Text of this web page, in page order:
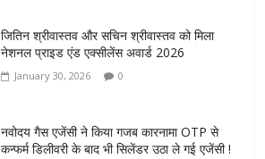
जितिन श्रीवास्तव और सचिन श्रीवास्तव को मिला
नेशनल प्राइड एंड एक्सीलेंस अवार्ड 2026
January 30, 2026 0
नवोदय गैस एजेंसी ने किया गजब कारनामा OTP से
कन्फर्म डिलीवरी के बाद भी सिलेंडर उठा ले गई एजेंसी !